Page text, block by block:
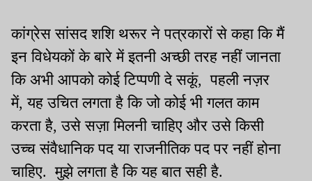
कांग्रेस सांसद शशि थरूर ने पत्रकारों से कहा कि मैं
इन विधेयकों के बारे में इतनी अच्छी तरह नहीं जानता
कि अभी आपको कोई टिप्पणी दे सकूं, पहली नज़र
में, यह उचित लगता है कि जो कोई भी गलत काम
करता है, उसे सज़ा मिलनी चाहिए और उसे किसी
उच्च संवैधानिक पद या राजनीतिक पद पर नहीं होना
चाहिए. मुझे लगता है कि यह बात सही है.